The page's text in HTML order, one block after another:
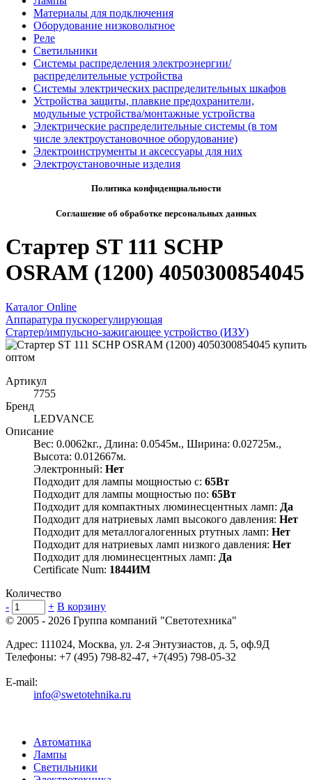
Материалы для подключения
Оборудование низковольтное
Реле
Светильники
Системы распределения электроэнергии/
распределительные устройства
Системы электрических распределительных шкафов
Устройства защиты, плавкие предохранители,
модульные устройства/монтажные устройства
Электрические распределительные системы (в том
числе электроустановочное оборудование)
Электроинструменты и аксессуары для них
Электроустановочные изделия
Политика конфиденциальности
Соглашение об обработке персональных данных
Стартер ST 111 SCHP
OSRAM (1200) 4050300854045
Каталог Online
Аппаратура пускорегулирующая
Стартер/импульсно-зажигающее устройство (ИЗУ)
Артикул
7755
Бренд
LEDVANCE
Описание
Вес: 0.0062кг., Длина: 0.0545м., Ширина: 0.02725м.,
Высота: 0.012667м.
Электронный: Нет
Подходит для лампы мощностью с: 65Вт
Подходит для лампы мощностью по: 65Вт
Подходит для компактных люминесцентных ламп: Да
Подходит для натриевых ламп высокого давления: Нет
Подходит для металлогалогенных ртутных ламп: Нет
Подходит для натриевых ламп низкого давления: Нет
Подходит для люминесцентных ламп: Да
Certificate Num: 1844ИМ
Количество
-
+ В корзину
© 2005 - 2026 Группа компаний "Светотехника"
Адрес: 111024, Москва, ул. 2-я Энтузиастов, д. 5, оф.9Д
Телефоны: +7 (495) 798-82-47, +7(495) 798-05-32
E-mail:
info@swetotehnika.ru
Автоматика
Лампы
Светильники